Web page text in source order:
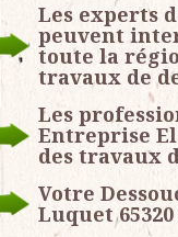
Les experts
peuvent
toute la
travaux de
Les
Entreprise
des travaux
Votre
Luquet